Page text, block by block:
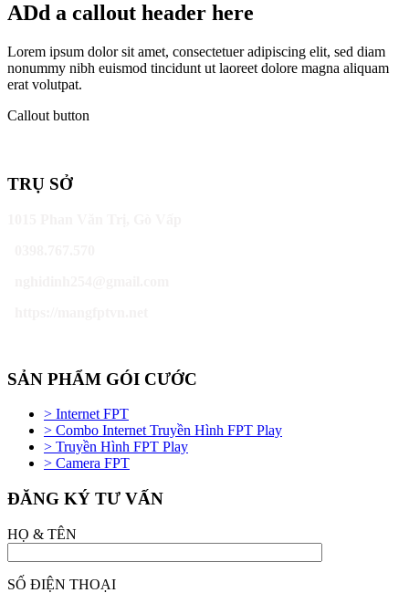
ADd a callout header here
Lorem ipsum dolor sit amet, consectetuer adipiscing elit, sed diam
nonummy nibh euismod tincidunt ut laoreet dolore magna aliquam
erat volutpat.
Callout button
TRỤ SỞ
SẢN PHẨM GÓI CƯỚC
> Internet FPT
> Combo Internet Truyền Hình FPT Play
> Truyền Hình FPT Play
> Camera FPT
ĐĂNG KÝ TƯ VẤN
HỌ & TÊN
SỐ ĐIỆN THOẠI